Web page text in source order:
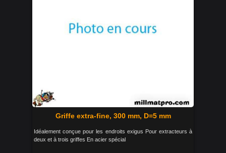
Griffe extra-fine, 300 mm, D=5 mm
Idéalement conçue pour les endroits exigus Pour extracteurs à
deux et à trois griffes En acier spécial